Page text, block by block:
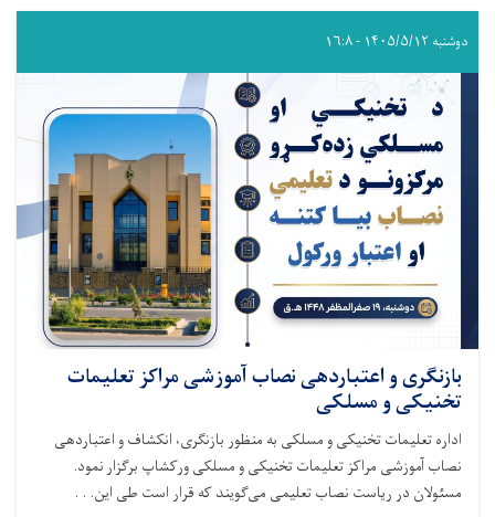
دوشنبه ۱۴۰۵/۵/۱۲ - ۱۶:۸
بازنگری و اعتباردهی نصاب آموزشی مراکز تعلیمات
تخنیکی و مسلکی
اداره تعلیمات تخنیکی و مسلکی به منظور بازنگری، انکشاف و اعتباردهی
نصاب آموزشی مراکز تعلیمات تخنیکی و مسلکی ورکشاپ برگزار نمود.
مسئولان در ریاست نصاب تعلیمی می‌گویند که قرار است طی این. . .